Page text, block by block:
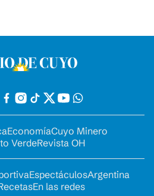
EconomíaCuyo Minero
VerdeRevista OH
EspectáculosArgentina
En las redes